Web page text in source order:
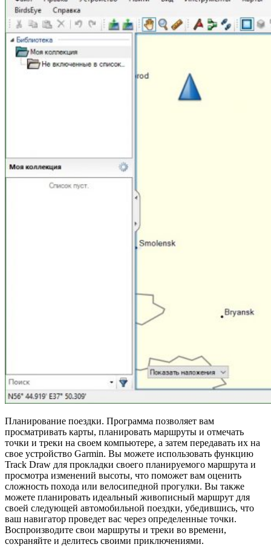
Планирование поездки. Программа позволяет вам
просматривать карты, планировать маршруты и отмечать
точки и треки на своем компьютере, а затем передавать их на
свое устройство Garmin. Вы можете использовать функцию
Track Draw для прокладки своего планируемого маршрута и
просмотра изменений высоты, что поможет вам оценить
сложность похода или велосипедной прогулки. Вы также
можете планировать идеальный живописный маршрут для
своей следующей автомобильной поездки, убедившись, что
ваш навигатор проведет вас через определенные точки.
Воспроизводите свои маршруты и треки во времени,
сохраняйте и делитесь своими приключениями.